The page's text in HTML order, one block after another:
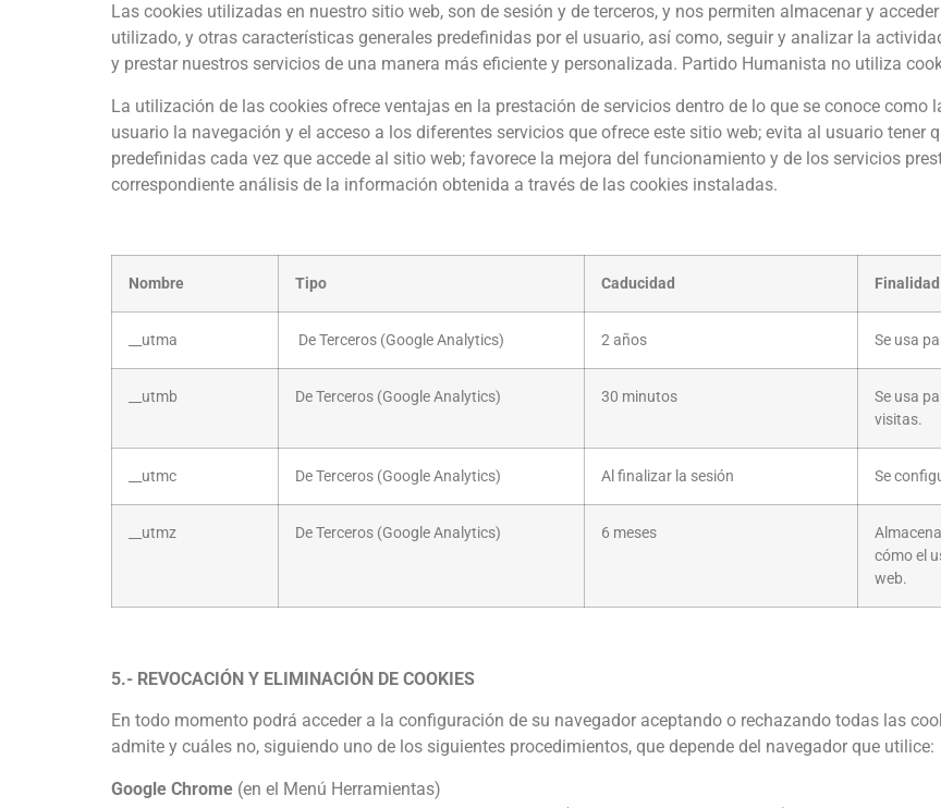
Las cookies utilizadas en nuestro sitio web, son de sesión y de terceros, y nos permiten almacenar y
utilizado, y otras características generales predefinidas por el usuario, así como, seguir y analizar la
y prestar nuestros servicios de una manera más eficiente y personalizada. Partido Humanista no utiliza
La utilización de las cookies ofrece ventajas en la prestación de servicios dentro de lo que se conoce
usuario la navegación y el acceso a los diferentes servicios que ofrece este sitio web; evita al usuario tener
predefinidas cada vez que accede al sitio web; favorece la mejora del funcionamiento y de los servicios
correspondiente análisis de la información obtenida a través de las cookies instaladas.
Nombre Tipo Caducidad Finalidad
__utma De Terceros (Google Analytics) 2 años Se usa
__utmb De Terceros (Google Analytics) 30 minutos
Se usa
visitas.
__utmc De Terceros (Google Analytics) Al finalizar la sesión Se
__utmz De Terceros (Google Analytics) 6 meses
cómo el
web.
5.- REVOCACIÓN Y ELIMINACIÓN DE COOKIES
En todo momento podrá acceder a la configuración de su navegador aceptando o rechazando todas las
admite y cuáles no, siguiendo uno de los siguientes procedimientos, que depende del navegador que utilice:
Google Chrome (en el Menú Herramientas)